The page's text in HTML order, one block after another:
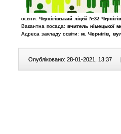
освіти: Чернігівський ліцей №32
Вакантна посада:вчитель німецької
Адреса закладу освіти:м. Чернігів,
Опубліковано: 28-01-2021, 13:37 |